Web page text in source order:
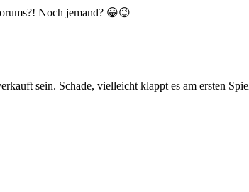
Noch jemand? 😀😉
sein. Schade, vielleicht klappt es am ersten